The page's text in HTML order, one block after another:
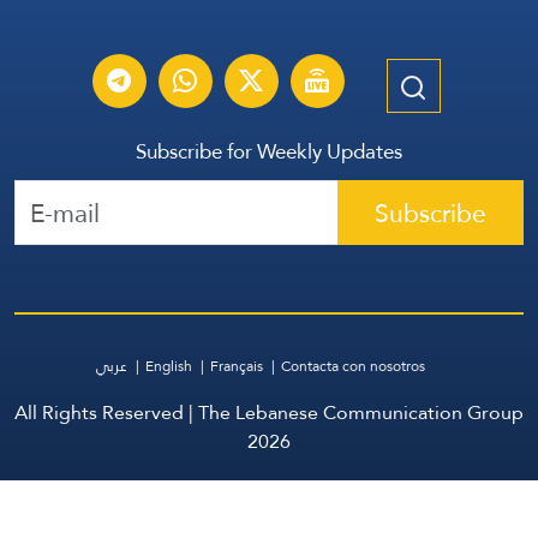
Subscribe for Weekly Updates
Subscribe
عربي English Français Contacta con nosotros
All Rights Reserved | The Lebanese Communication Group
2026